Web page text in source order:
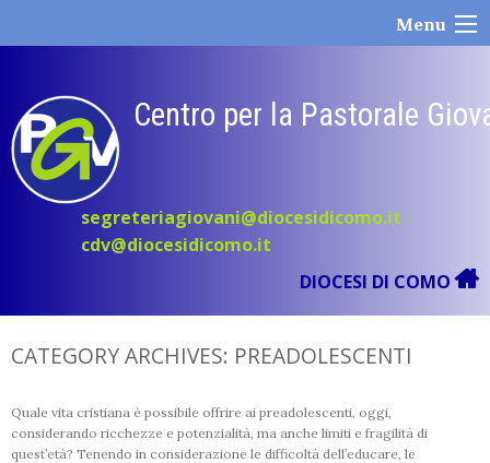
Menu
Centro per la Pastorale
segreteriagiovani@diocesidicomo.it -
cdv@diocesidicomo.it
DIOCESI DI COMO
CATEGORY ARCHIVES: PREADOLESCENTI
Quale vita cristiana è possibile offrire ai preadolescenti, oggi,
considerando ricchezze e potenzialità, ma anche limiti e fragilità di
quest’età? Tenendo in considerazione le difficoltà dell’educare, le